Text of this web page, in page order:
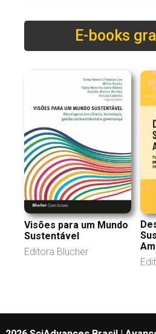
E-books
Visões para um Mundo
Sustentável
Editora Blucher